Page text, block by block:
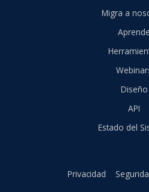
Migra a
Aprende
Diseño
API
Estado del
Privacidad